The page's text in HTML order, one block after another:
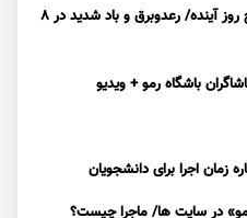
پیش بینی هواشناسی کشور طی پنج روز آینده/ رعدوبرق و باد شدید در ۸
باشگاه رمو + ویدیو
زمان اجرا برای دانشجویان
در سایت ها/ ماجرا چیست؟